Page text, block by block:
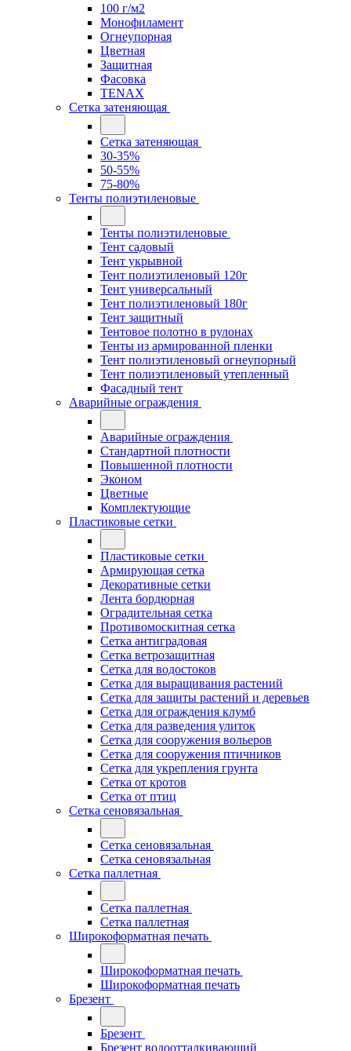
100 г/м2
Монофиламент
Огнеупорная
Цветная
Защитная
Фасовка
TENAX
Сетка затеняющая
Сетка затеняющая
30-35%
50-55%
75-80%
Тенты полиэтиленовые
Тенты полиэтиленовые
Тент садовый
Тент укрывной
Тент полиэтиленовый 120г
Тент универсальный
Тент полиэтиленовый 180г
Тент защитный
Тентовое полотно в рулонах
Тенты из армированной пленки
Тент полиэтиленовый огнеупорный
Тент полиэтиленовый утепленный
Фасадный тент
Аварийные ограждения
Аварийные ограждения
Стандартной плотности
Повышенной плотности
Эконом
Цветные
Комплектующие
Пластиковые сетки
Пластиковые сетки
Армирующая сетка
Декоративные сетки
Лента бордюрная
Оградительная сетка
Противомоскитная сетка
Сетка антиградовая
Сетка ветрозащитная
Сетка для водостоков
Сетка для выращивания растений
Сетка для защиты растений и деревьев
Сетка для ограждения клумб
Сетка для разведения улиток
Сетка для сооружения вольеров
Сетка для сооружения птичников
Сетка для укрепления грунта
Сетка от кротов
Сетка от птиц
Сетка сеновязальная
Сетка сеновязальная
Сетка сеновязальная
Сетка паллетная
Сетка паллетная
Сетка паллетная
Широкоформатная печать
Широкоформатная печать
Широкоформатная печать
Брезент
Брезент
Брезент водоотталкивающий